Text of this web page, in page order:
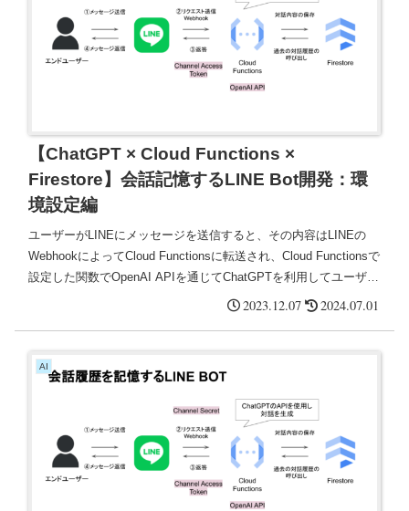
【ChatGPT × Cloud Functions ×
Firestore】会話記憶するLINE Bot開発：環
境設定編
ユーザーがLINEにメッセージを送信すると、その内容はLINEの
WebhookによってCloud Functionsに転送され、Cloud Functionsで
設定した関数でOpenAI APIを通じてChatGPTを利用してユーザー
のメッセージに対する応答が生成される。2023.12.07 2024.07.01
AI